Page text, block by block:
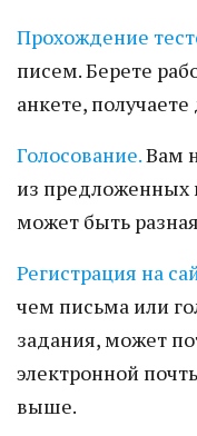
Прохождение
писем. Берете
анкете, получаете
Голосование.Вам
из предложенных
может быть
Регистрация на
чем письма или
задания, может
электронной
выше.